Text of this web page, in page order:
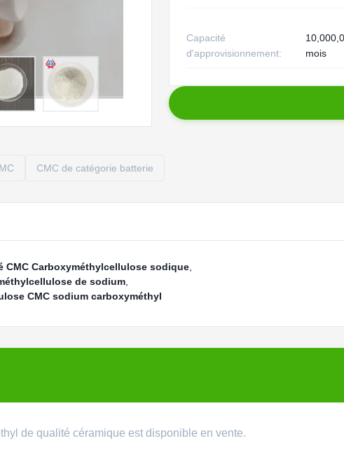
Capacité
d'approvisionnement:
mois
CMC de catégorie batterie
CMC Carboxyméthylcellulose sodique
de sodium
CMC sodium carboxyméthyl
de qualité céramique est disponible en vente.